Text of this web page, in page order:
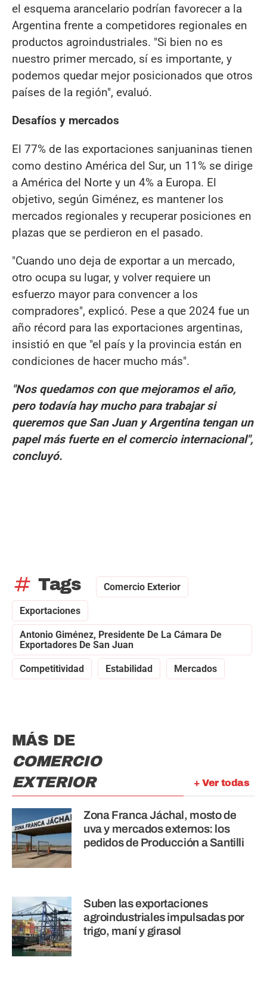
el esquema arancelario podrían favorecer a la
Argentina frente a competidores regionales en
productos agroindustriales. "Si bien no es
nuestro primer mercado, sí es importante, y
podemos quedar mejor posicionados que otros
países de la región", evaluó.
Desafíos y mercados
El 77% de las exportaciones sanjuaninas tienen
como destino América del Sur, un 11% se dirige
a América del Norte y un 4% a Europa. El
objetivo, según Giménez, es mantener los
mercados regionales y recuperar posiciones en
plazas que se perdieron en el pasado.
"Cuando uno deja de exportar a un mercado,
otro ocupa su lugar, y volver requiere un
esfuerzo mayor para convencer a los
compradores", explicó. Pese a que 2024 fue un
año récord para las exportaciones argentinas,
insistió en que "el país y la provincia están en
condiciones de hacer mucho más".
"Nos quedamos con que mejoramos el año,
pero todavía hay mucho para trabajar si
queremos que San Juan y Argentina tengan un
papel más fuerte en el comercio internacional",
concluyó.
tag Tags Comercio Exterior
Exportaciones
Antonio Giménez, Presidente De La Cámara De
Exportadores De San Juan
Competitividad Estabilidad Mercados
+ Ver todas
MÁS DE
COMERCIO
EXTERIOR
Zona Franca Jáchal, mosto de
uva y mercados externos: los
pedidos de Producción a Santilli
Suben las exportaciones
agroindustriales impulsadas por
trigo, maní y girasol